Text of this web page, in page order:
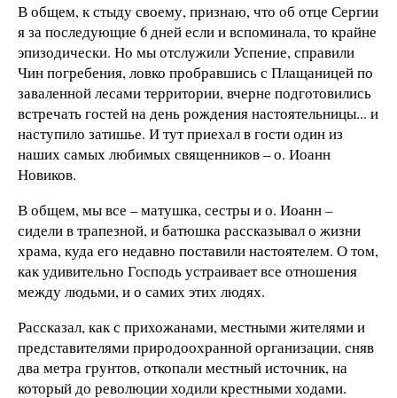
В общем, к стыду своему, признаю, что об отце Сергии
я за последующие 6 дней если и вспоминала, то крайне
эпизодически. Но мы отслужили Успение, справили
Чин погребения, ловко пробравшись с Плащаницей по
заваленной лесами территории, вчерне подготовились
встречать гостей на день рождения настоятельницы... и
наступило затишье. И тут приехал в гости один из
наших самых любимых священников – о. Иоанн
Новиков.
В общем, мы все – матушка, сестры и о. Иоанн –
сидели в трапезной, и батюшка рассказывал о жизни
храма, куда его недавно поставили настоятелем. О том,
как удивительно Господь устраивает все отношения
между людьми, и о самих этих людях.
Рассказал, как с прихожанами, местными жителями и
представителями природоохранной организации, сняв
два метра грунтов, откопали местный источник, на
который до революции ходили крестными ходами.